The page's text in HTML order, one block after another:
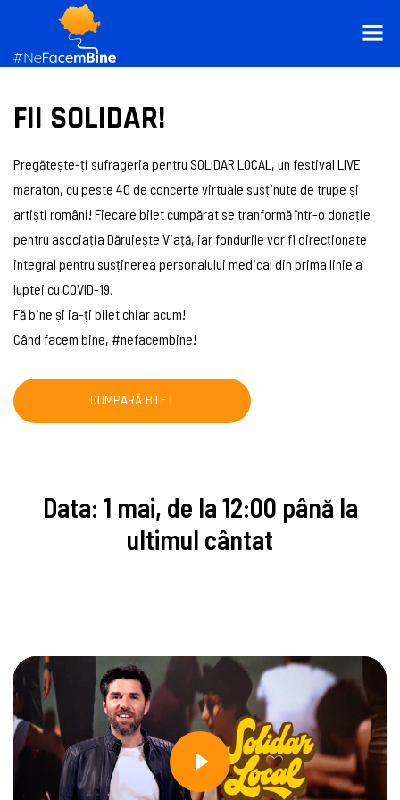
FII SOLIDAR!
Pregătește-ți sufrageria pentru SOLIDAR LOCAL, un festival LIVE
maraton, cu peste 40 de concerte virtuale susținute de trupe și
artiști români! Fiecare bilet cumpărat se tranformă într-o donație
pentru asociația Dăruiește Viață, iar fondurile vor fi direcționate
integral pentru susținerea personalului medical din prima linie a
luptei cu COVID-19.
Fă bine și ia-ți bilet chiar acum!
Când facem bine, #nefacembine!
CUMPARĂ BILET
Data: 1 mai, de la 12:00 până la
ultimul cântat
Play